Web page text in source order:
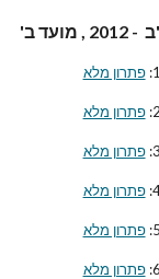
פתרון מלא
פתרון מלא
פתרון מלא
פתרון מלא
פתרון מלא
פתרון מלא